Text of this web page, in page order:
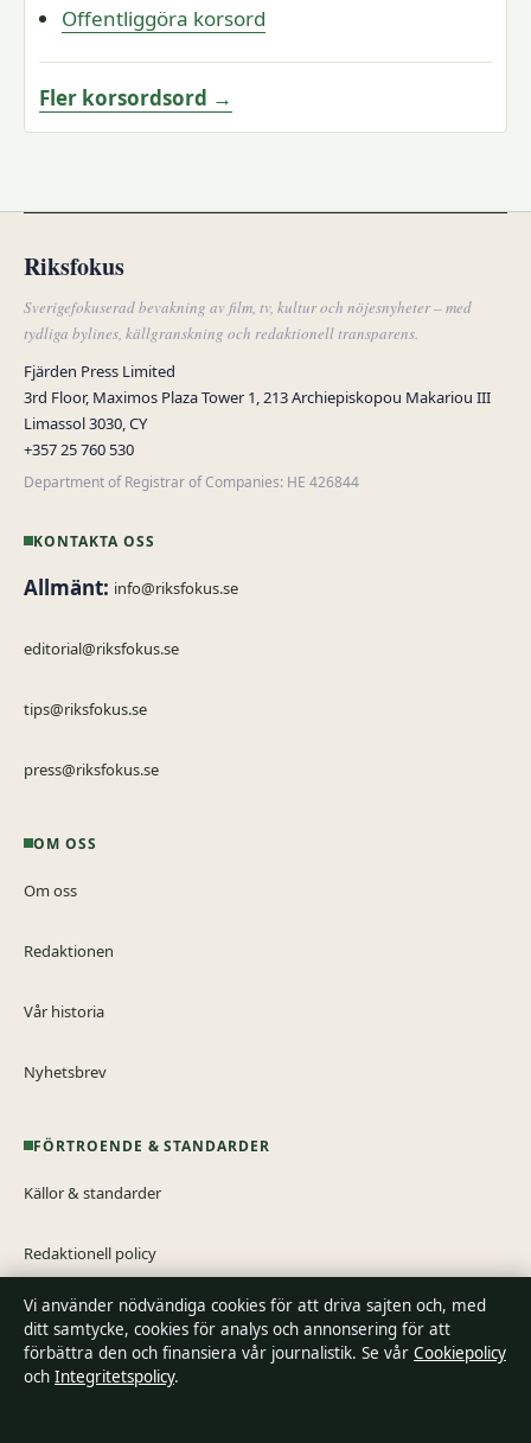
Offentliggöra korsord
Fler korsordsord →
Riksfokus
Sverigefokuserad bevakning av film, tv, kultur och nöjesnyheter – med
tydliga bylines, källgranskning och redaktionell transparens.
Fjärden Press Limited
3rd Floor, Maximos Plaza Tower 1, 213 Archiepiskopou Makariou III
Limassol 3030, CY
+357 25 760 530
Department of Registrar of Companies: HE 426844
KONTAKTA OSS
Allmänt: info@riksfokus.se
editorial@riksfokus.se
tips@riksfokus.se
press@riksfokus.se
OM OSS
Om oss
Redaktionen
Vår historia
Nyhetsbrev
FÖRTROENDE & STANDARDER
Källor & standarder
Redaktionell policy
Rättelsepolicy
Tillgänglighetsredogörelse
Vi använder nödvändiga cookies för att driva sajten och, med
ditt samtycke, cookies för analys och annonsering för att
förbättra den och finansiera vår journalistik. Se vår Cookiepolicy
och Integritetspolicy.